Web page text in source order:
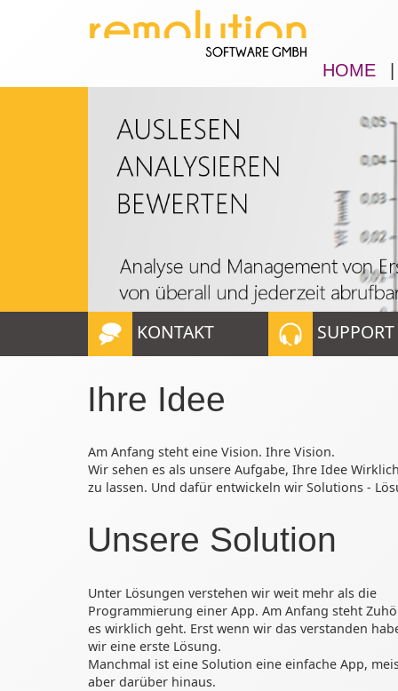
HOME
KONTAKT SUPPORT
Ihre Idee
Am Anfang steht eine Vision. Ihre Vision.
Wir sehen es als unsere Aufgabe, Ihre Idee
zu lassen. Und dafür entwickeln wir Solutions -
Unsere Solution
Unter Lösungen verstehen wir weit mehr als die
Programmierung einer App. Am Anfang steht
es wirklich geht. Erst wenn wir das verstanden
wir eine erste Lösung.
Manchmal ist eine Solution eine einfache App,
aber darüber hinaus.